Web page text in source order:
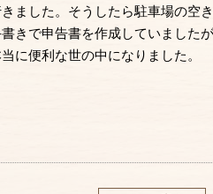
ました。そうしたら駐車場の空
きで申告書を作成していました
に便利な世の中になりました。